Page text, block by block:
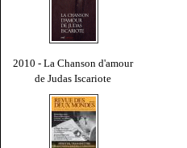
2010 - La Chanson d'amour
de Judas Iscariote